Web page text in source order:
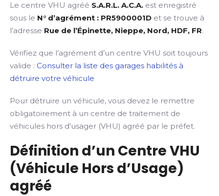
Le centre VHU agréé S.A.R.L. A.C.A. est enregistré
sous le N° d’agrément : PR5900001D et se trouve à
l’adresse Rue de l’Épinette, Nieppe, Nord, HDF, FR.
Vérifiez que l’agrément d’un centre VHU soit toujours
valide : Consulter la liste des garages habilités à
détruire votre véhicule
Pour détruire un véhicule, vous devez le remettre
obligatoirement à un centre de traitement de
véhicules hors d’usager (VHU) agréé par le préfet.
Définition d’un Centre VHU
(Véhicule Hors d’Usage)
agréé